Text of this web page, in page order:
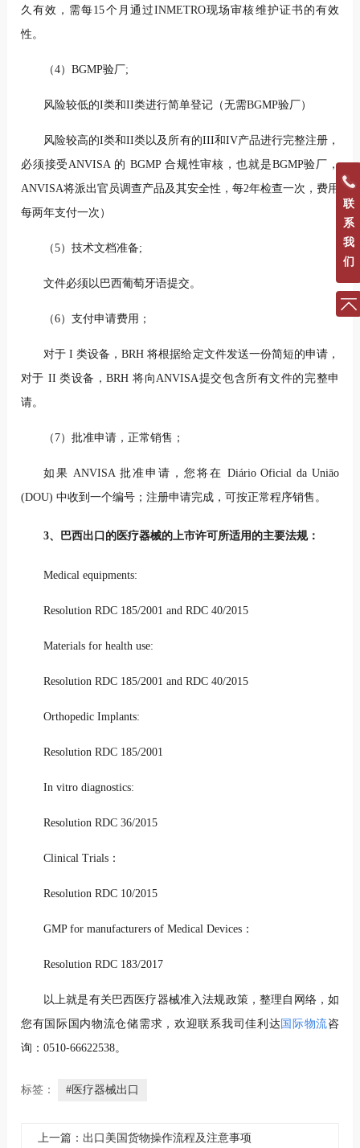
久有效，需每15个月通过INMETRO现场审核维护证书的有效
性。
（4）BGMP验厂;
风险较低的I类和II类进行简单登记（无需BGMP验厂）
风险较高的I类和II类以及所有的III和IV产品进行完整注册，
必须接受ANVISA 的 BGMP 合规性审核，也就是BGMP验厂，
ANVISA将派出官员调查产品及其安全性，每2年检查一次，费用
每两年支付一次）
（5）技术文档准备;
文件必须以巴西葡萄牙语提交。
（6）支付申请费用；
对于 I 类设备，BRH 将根据给定文件发送一份简短的申请，
对于 II 类设备，BRH 将向ANVISA提交包含所有文件的完整申
请。
（7）批准申请，正常销售；
如果 ANVISA 批准申请，您将在 Diário Oficial da Uniāo
(DOU) 中收到一个编号；注册申请完成，可按正常程序销售。
3、巴西出口的医疗器械的上市许可所适用的主要法规：
Medical equipments:
Resolution RDC 185/2001 and RDC 40/2015
Materials for health use:
Resolution RDC 185/2001 and RDC 40/2015
Orthopedic Implants:
Resolution RDC 185/2001
In vitro diagnostics:
Resolution RDC 36/2015
Clinical Trials：
Resolution RDC 10/2015
GMP for manufacturers of Medical Devices：
Resolution RDC 183/2017
以上就是有关巴西医疗器械准入法规政策，整理自网络，如
您有国际国内物流仓储需求，欢迎联系我司佳利达 国际物流咨
询：0510-66622538。
标签： #医疗器械出口
上一篇：出口美国货物操作流程及注意事项
联
系
我
们